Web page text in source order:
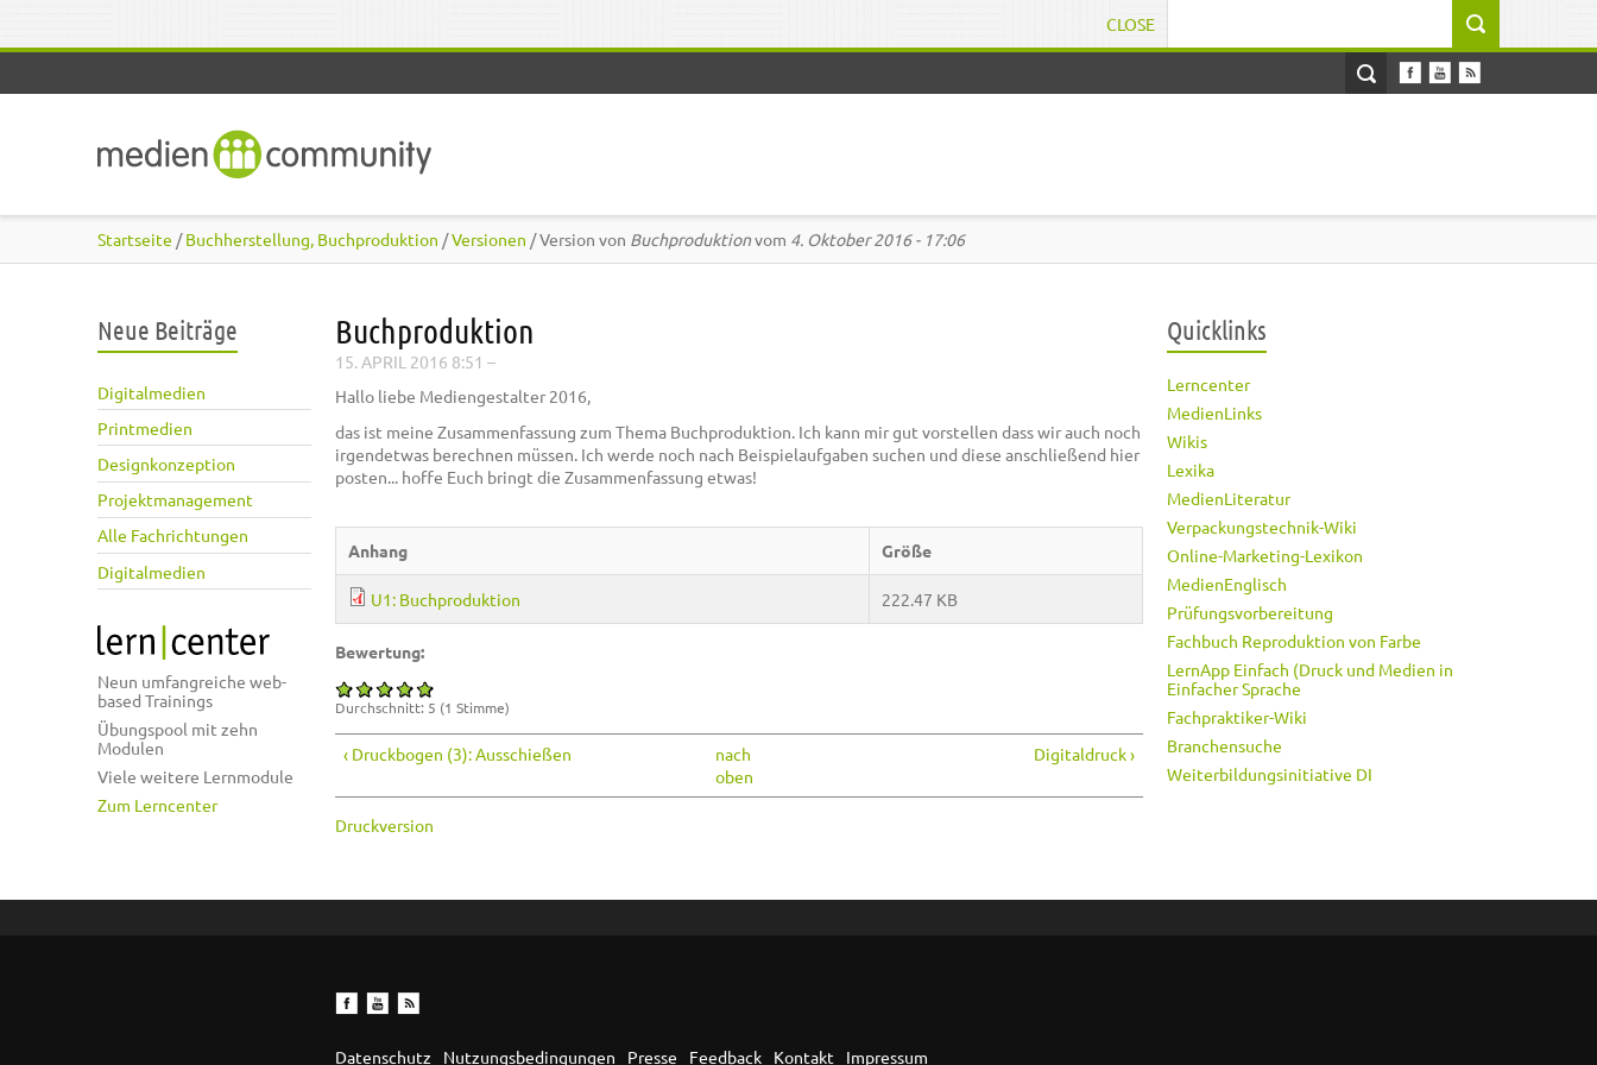
CLOSE
Startseite /Buchherstellung, Buchproduktion /Versionen / Version von Buchproduktionvom 4. Oktober 2016 - 17:06
Neue Beiträge
Digitalmedien
Printmedien
Designkonzeption
Projektmanagement
Alle Fachrichtungen
Digitalmedien
Neun umfangreiche web-
based Trainings
Übungspool mit zehn
Modulen
Viele weitere Lernmodule
Zum Lerncenter
Buchproduktion
15. APRIL 2016 8:51 –
Hallo liebe Mediengestalter 2016,
das ist meine Zusammenfassung zum Thema Buchproduktion. Ich kann mir gut vorstellen dass wir auch noch
irgendetwas berechnen müssen. Ich werde noch nach Beispielaufgaben suchen und diese anschließend hier
posten... hoffe Euch bringt die Zusammenfassung etwas!
Anhang Größe
U1: Buchproduktion 222.47 KB
Bewertung:
Durchschnitt: 5 (1 Stimme)
‹ Druckbogen (3): Ausschießen
nach
oben
Digitaldruck ›
Druckversion
Quicklinks
Lerncenter
MedienLinks
Wikis
Lexika
MedienLiteratur
Verpackungstechnik-Wiki
Online-Marketing-Lexikon
MedienEnglisch
Prüfungsvorbereitung
Fachbuch Reproduktion von Farbe
LernApp Einfach (Druck und Medien in
Einfacher Sprache
Fachpraktiker-Wiki
Branchensuche
Weiterbildungsinitiative DI
Datenschutz Nutzungsbedingungen Presse Feedback Kontakt Impressum